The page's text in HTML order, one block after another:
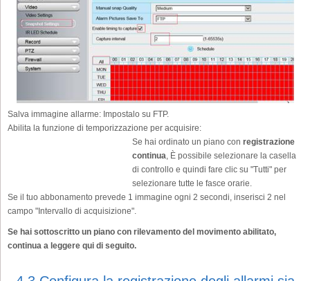
Salva immagine allarme: Impostalo su FTP.
Abilita la funzione di temporizzazione per acquisire:
Se hai ordinato un piano con registrazione
continua, È possibile selezionare la casella
di controllo e quindi fare clic su "Tutti" per
selezionare tutte le fasce orarie.
Se il tuo abbonamento prevede 1 immagine ogni 2 secondi, inserisci 2 nel
campo "Intervallo di acquisizione".
Se hai sottoscritto un piano con rilevamento del movimento abilitato,
continua a leggere qui di seguito.